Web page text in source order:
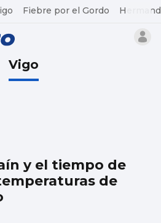
Fiebre por el Gordo
Vigo
y el tiempo de
de